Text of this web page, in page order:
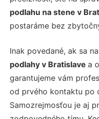
podlahu na stene v
postaráme bez
Inak povedané, ak sa
podlahy v Bratislave a
garantujeme vám
od prvého kontaktu po
Samozrejmosťou je aj